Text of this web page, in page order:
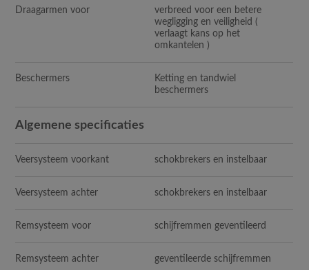
Draagarmen voor
verbreed voor een betere
wegligging en veiligheid (
verlaagt kans op het
omkantelen )
Beschermers
Ketting en tandwiel
beschermers
Algemene specificaties
Veersysteem voorkant schokbrekers en instelbaar
Veersysteem achter schokbrekers en instelbaar
Remsysteem voor schijfremmen geventileerd
Remsysteem achter geventileerde schijfremmen